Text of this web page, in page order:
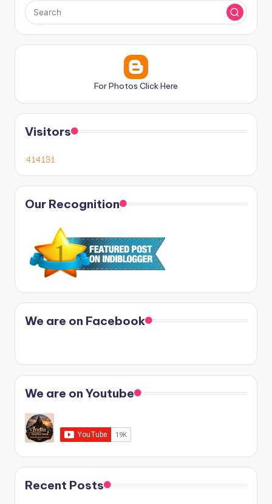
For Photos Click Here
Visitors
Our Recognition
We are on Facebook
We are on Youtube
Recent Posts